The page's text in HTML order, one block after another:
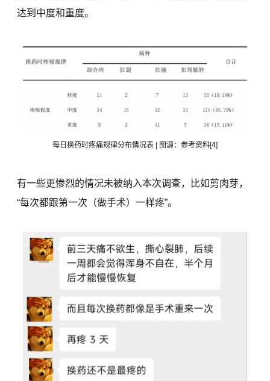
达到中度和重度。
每日换药时疼痛规律分布情况表 | 图源：参考资料[4]
有一些更惨烈的情况未被纳入本次调查，比如剪肉芽，
“每次都跟第一次（做手术）一样疼”。